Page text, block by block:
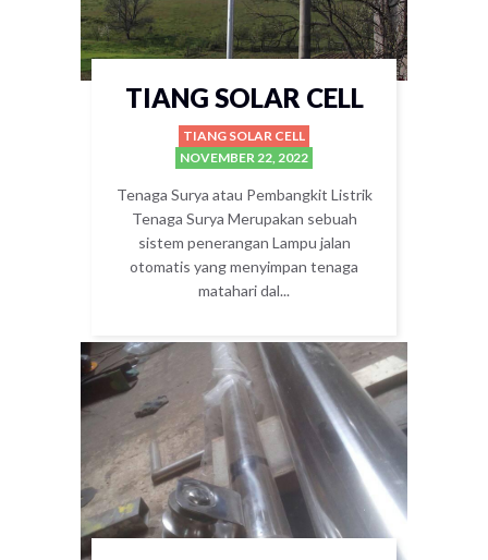
TIANG SOLAR CELL
TIANG SOLAR CELL
NOVEMBER 22, 2022
Tenaga Surya atau Pembangkit Listrik
Tenaga Surya Merupakan sebuah
sistem penerangan Lampu jalan
otomatis yang menyimpan tenaga
matahari dal...